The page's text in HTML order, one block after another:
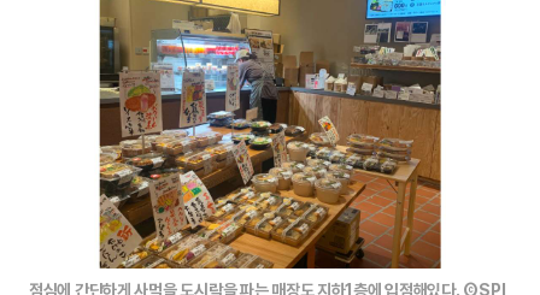
점심에 간단하게 사먹을 도시락을 파는 매장도 지하1층에 입점해있다. ⒸSPI